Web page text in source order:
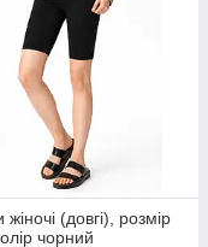
(довгі), розмір
чорний